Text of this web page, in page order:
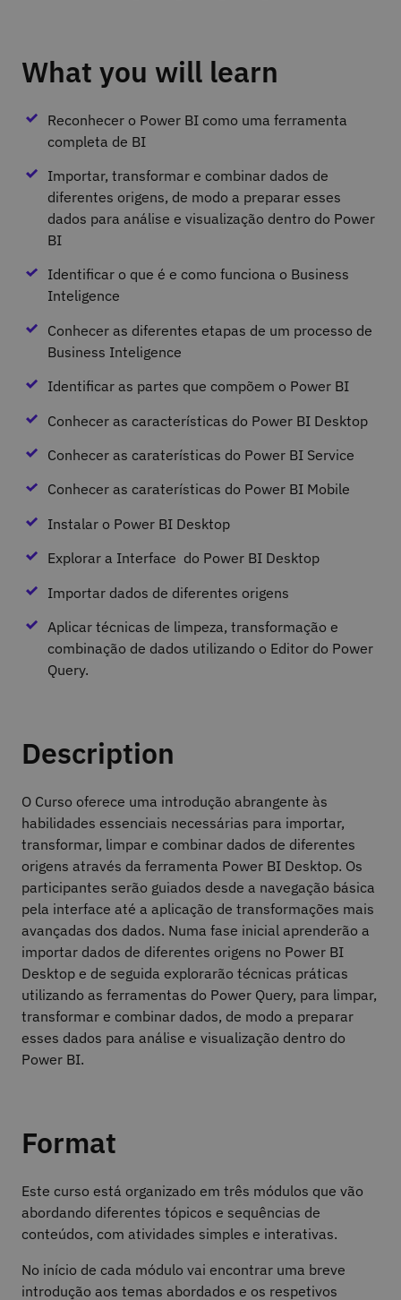
What you will learn
Reconhecer o Power BI como uma ferramenta
completa de BI
Importar, transformar e combinar dados de
diferentes origens, de modo a preparar esses
dados para análise e visualização dentro do Power
BI
Identificar o que é e como funciona o Business
Inteligence
Conhecer as diferentes etapas de um processo de
Business Inteligence
Identificar as partes que compõem o Power BI
Conhecer as características do Power BI Desktop
Conhecer as caraterísticas do Power BI Service
Conhecer as caraterísticas do Power BI Mobile
Instalar o Power BI Desktop
Explorar a Interface do Power BI Desktop
Importar dados de diferentes origens
Aplicar técnicas de limpeza, transformação e
combinação de dados utilizando o Editor do Power
Query.
Description
O Curso oferece uma introdução abrangente às
habilidades essenciais necessárias para importar,
transformar, limpar e combinar dados de diferentes
origens através da ferramenta Power BI Desktop. Os
participantes serão guiados desde a navegação básica
pela interface até a aplicação de transformações mais
avançadas dos dados. Numa fase inicial aprenderão a
importar dados de diferentes origens no Power BI
Desktop e de seguida explorarão técnicas práticas
utilizando as ferramentas do Power Query, para limpar,
transformar e combinar dados, de modo a preparar
esses dados para análise e visualização dentro do
Power BI.
Format
Este curso está organizado em três módulos que vão
abordando diferentes tópicos e sequências de
conteúdos, com atividades simples e interativas.
No início de cada módulo vai encontrar uma breve
introdução aos temas abordados e os respetivos